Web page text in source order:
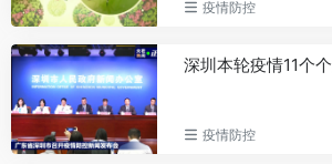
疫情防控
疫情防控